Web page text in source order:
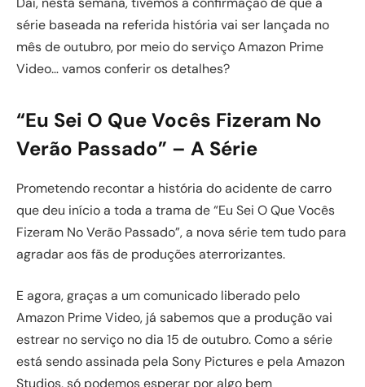
série baseada na referida história vai ser lançada no
mês de outubro, por meio do serviço Amazon Prime
Video… vamos conferir os detalhes?
“Eu Sei O Que Vocês Fizeram No
Verão Passado” – A Série
Prometendo recontar a história do acidente de carro
que deu início a toda a trama de “Eu Sei O Que Vocês
Fizeram No Verão Passado”, a nova série tem tudo para
agradar aos fãs de produções aterrorizantes.
E agora, graças a um comunicado liberado pelo
Amazon Prime Video, já sabemos que a produção vai
estrear no serviço no dia 15 de outubro. Como a série
está sendo assinada pela Sony Pictures e pela Amazon
Studios, só podemos esperar por algo bem